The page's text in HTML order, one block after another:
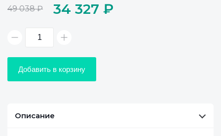
49 038 ₽ 34 327 ₽
Добавить в корзину
Описание